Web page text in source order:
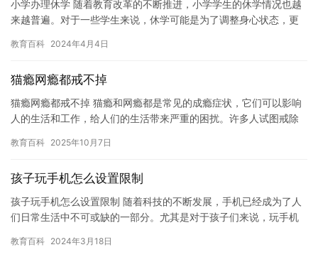
小学办理休学 随着教育改革的不断推进，小学学生的休学情况也越
来越普遍。对于一些学生来说，休学可能是为了调整身心状态，更
家庭…
教育百科 2024年4月4日
猫瘾网瘾都戒不掉
猫瘾网瘾都戒不掉 猫瘾和网瘾都是常见的成瘾症状，它们可以影响
人的生活和工作，给人们的生活带来严重的困扰。许多人试图戒除
特点…
教育百科 2025年10月7日
孩子玩手机怎么设置限制
孩子玩手机怎么设置限制 随着科技的不断发展，手机已经成为了人
们日常生活中不可或缺的一部分。尤其是对于孩子们来说，玩手机
的身…
教育百科 2024年3月18日